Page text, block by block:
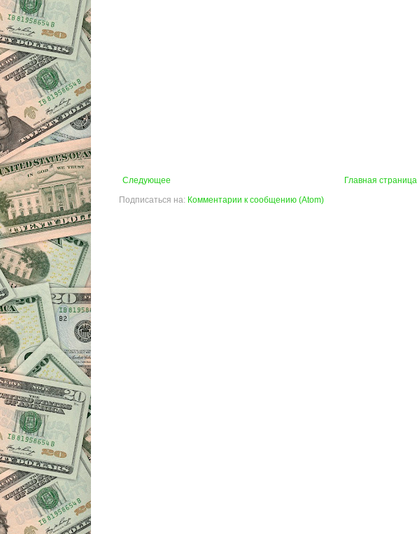
Следующее
Главная страница
Подписаться на: Комментарии к сообщению (Atom)